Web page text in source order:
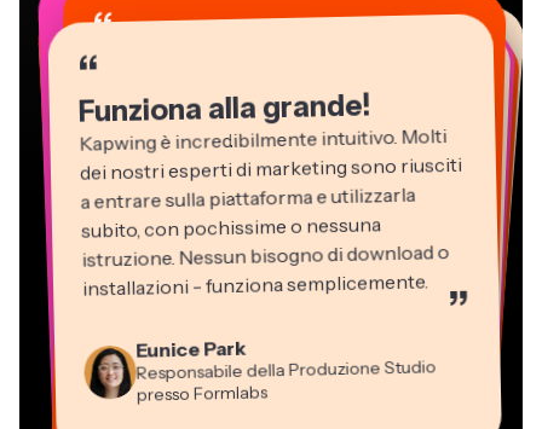
“
Funziona alla grande!
Kapwing è incredibilmente intuitivo. Molti
dei nostri esperti di marketing sono riusciti
a entrare sulla piattaforma e utilizzarla
subito, con pochissime o nessuna
istruzione. Nessun bisogno di download o
installazioni - funziona semplicemente. ”
Eunice Park
Responsabile della Produzione Studio
presso Formlabs
“
“
Grant Taleck
Panos Papagapiou
Socio Amministratore di EPATHLON
“
Kerry-lee Farla
Youtuber
Gracie Peng
Direttore dei Contenuti
“
Heidi Rae
Istruzione
“
Natasha Ball
Consulente
“
Mitch Rawlings
“
Dina Segovia
Libero professionista virtuale